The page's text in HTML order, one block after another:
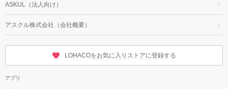
ASKUL（法人向け）
アスクル株式会社（会社概要）
LOHACOをお気に入りストアに登録する
アプリ